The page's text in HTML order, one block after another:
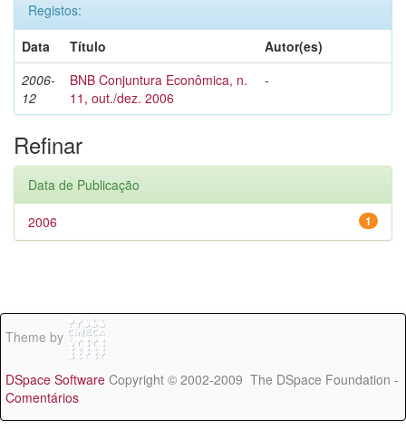
Registos:
Data
Título
Autor(es)
2006-
12
BNB Conjuntura Econômica, n.
11, out./dez. 2006
-
Refinar
Data de Publicação
1
2006
Theme by
DSpace Software Copyright © 2002-2009 The DSpace Foundation -
Comentários